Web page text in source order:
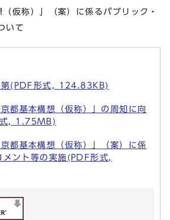
（仮称）」（案）に係るパブリック・
いて
第(PDF形式, 124.83KB)
京都基本構想（仮称）」の周知に向
式, 1.75MB)
京都基本構想（仮称）」（案）に係
メント等の実施(PDF形式,